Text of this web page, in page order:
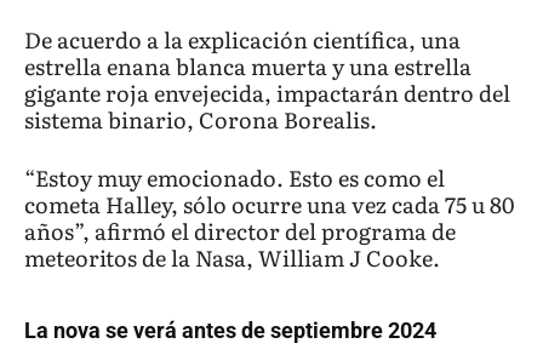
De acuerdo a la explicación científica, una
estrella enana blanca muerta y una estrella
gigante roja envejecida, impactarán dentro del
sistema binario, Corona Borealis.
“Estoy muy emocionado. Esto es como el
cometa Halley, sólo ocurre una vez cada 75 u 80
años”, afirmó el director del programa de
meteoritos de la Nasa, William J Cooke.
La nova se verá antes de septiembre 2024